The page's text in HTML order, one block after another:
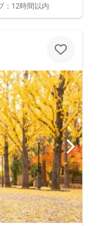
： 12時間以内